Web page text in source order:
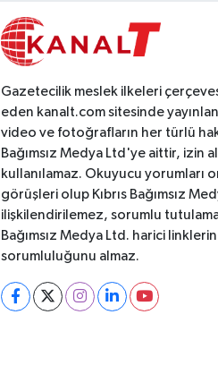
Gazetecilik meslek ilkeleri
eden kanalt.com sitesinde
video ve fotoğrafların her türlü
Bağımsız Medya Ltd'ye aittir, izin
kullanılamaz. Okuyucu yorumları
görüşleri olup Kıbrıs Bağımsız
ilişkilendirilemez, sorumlu
Bağımsız Medya Ltd. harici linklerin
sorumluluğunu almaz.